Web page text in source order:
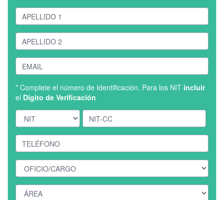
* Complete el número de Identificación. Para los NIT incluir
el Dígito de Verificación